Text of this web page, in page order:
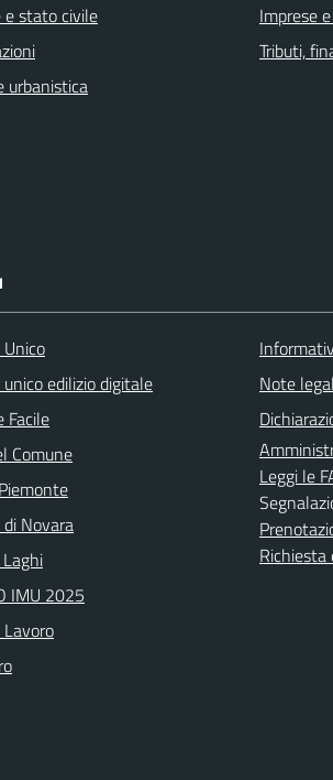
e stato civile
urbanistica
Imprese
Tributi,
edilizio digitale
Facile
Comune
Novara
IMU 2025
Note
Leggi le
Richiesta